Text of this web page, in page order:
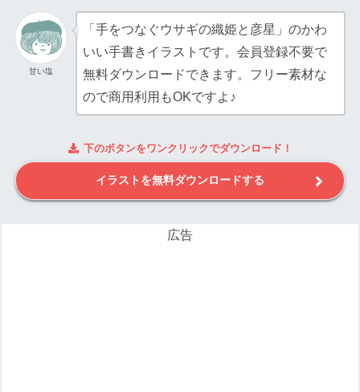
甘い塩
「手をつなぐウサギの織姫と彦星」のかわ
いい手書きイラストです。会員登録不要で
無料ダウンロードできます。フリー素材な
ので商用利用もOKですよ♪
下のボタンをワンクリックでダウンロード！
イラストを無料ダウンロードする
広告